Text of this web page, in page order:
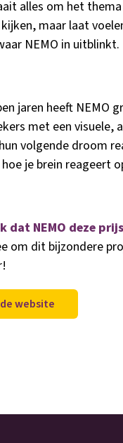
alles om het
maar laat
NEMO in uitblinkt.
jaren heeft NEMO
met een visuele,
volgende droom
je brein reageert
dat NEMO deze
om dit bijzondere
website